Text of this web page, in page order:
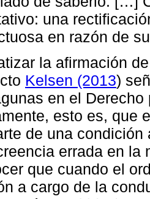
una
en razón de
la afirmación
Kelsen (2013)
en el
esto es, que
de una
errada en la
que cuando el
a cargo de la